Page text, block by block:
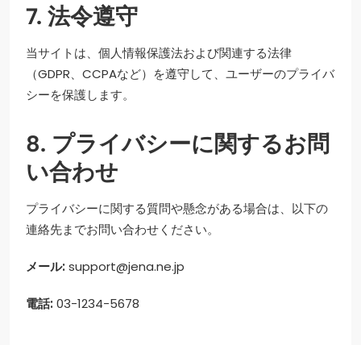
7. 法令遵守
当サイトは、個人情報保護法および関連する法律
（GDPR、CCPAなど）を遵守して、ユーザーのプライバ
シーを保護します。
8. プライバシーに関するお問
い合わせ
プライバシーに関する質問や懸念がある場合は、以下の
連絡先までお問い合わせください。
メール: support@jena.ne.jp
電話: 03-1234-5678